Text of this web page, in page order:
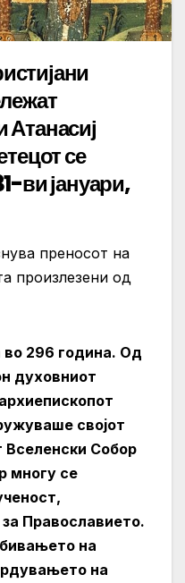
Атанасиј
се
ви јануари,
преносот на
произлезени од
во 296 година. Од
духовниот
својот
Вселенски Собор
многу се
Православието.
на
на